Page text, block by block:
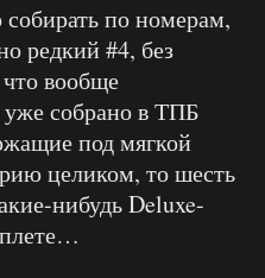
по номерам,
редкий #4, без
что вообще
уже собрано в ТПБ
под мягкой
целиком, то шесть
нибудь Deluxe-